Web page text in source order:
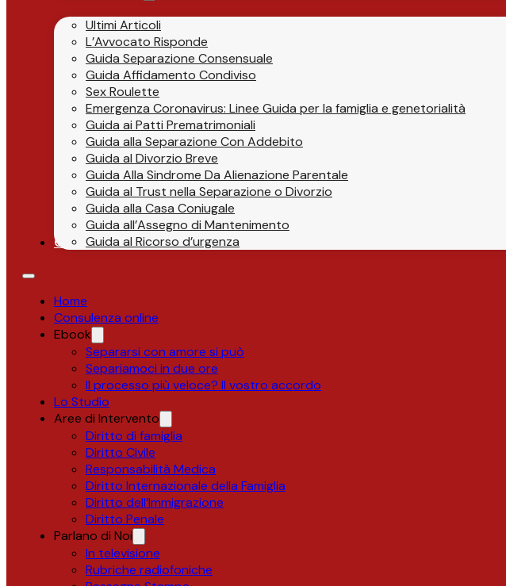
Ultimi Articoli
L’Avvocato Risponde
Guida Separazione Consensuale
Guida Affidamento Condiviso
Sex Roulette
Emergenza Coronavirus: Linee Guida per la famiglia e genetorialità
Guida ai Patti Prematrimoniali
Guida alla Separazione Con Addebito
Guida al Divorzio Breve
Guida Alla Sindrome Da Alienazione Parentale
Guida al Trust nella Separazione o Divorzio
Guida alla Casa Coniugale
Guida all’Assegno di Mantenimento
Guida al Ricorso d’urgenza
Contatti
Home
Consulenza online
Ebook
Separarsi con amore si può
Separiamoci in due ore
Il processo più veloce? Il vostro accordo
Lo Studio
Aree di Intervento
Diritto di famiglia
Diritto Civile
Responsabilità Medica
Diritto Internazionale della Famiglia
Diritto dell’Immigrazione
Diritto Penale
Parlano di Noi
In televisione
Rubriche radiofoniche